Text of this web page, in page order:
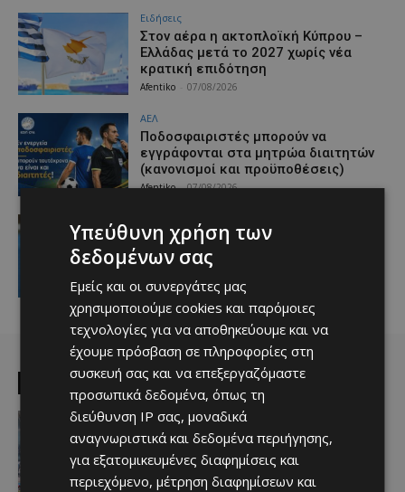
Ειδήσεις
Στον αέρα η ακτοπλοϊκή Κύπρου –
Ελλάδας μετά το 2027 χωρίς νέα
κρατική επιδότηση
Afentiko 07/08/2026
ΑΕΛ
Ποδοσφαιριστές μπορούν να
εγγράφονται στα μητρώα διαιτητών
(κανονισμοί και προϋποθέσεις)
Afentiko - 07/08/2026
«Η αγάπη μου για την ΑΕΛ δεν μπορεί
να σταματήσει – Μια μέρα θα
είμαστε ξανά μαζί» (video)
Afentiko - 07/08/2026
EDITOR PICKS
Απόλλων
Πολύ μεγάλο ενδιαφέρον για ένα
«μαγικό χαρτάκι»
Afentiko - 06/08/2026
Υπεύθυνη χρήση των
δεδομένων σας
Εμείς και οι συνεργάτες μας
χρησιμοποιούμε cookies και παρόμοιες
τεχνολογίες για να αποθηκεύουμε και να
έχουμε πρόσβαση σε πληροφορίες στη
συσκευή σας και να επεξεργαζόμαστε
προσωπικά δεδομένα, όπως τη
διεύθυνση IP σας, μοναδικά
αναγνωριστικά και δεδομένα περιήγησης,
για εξατομικευμένες διαφημίσεις και
περιεχόμενο, μέτρηση διαφημίσεων και